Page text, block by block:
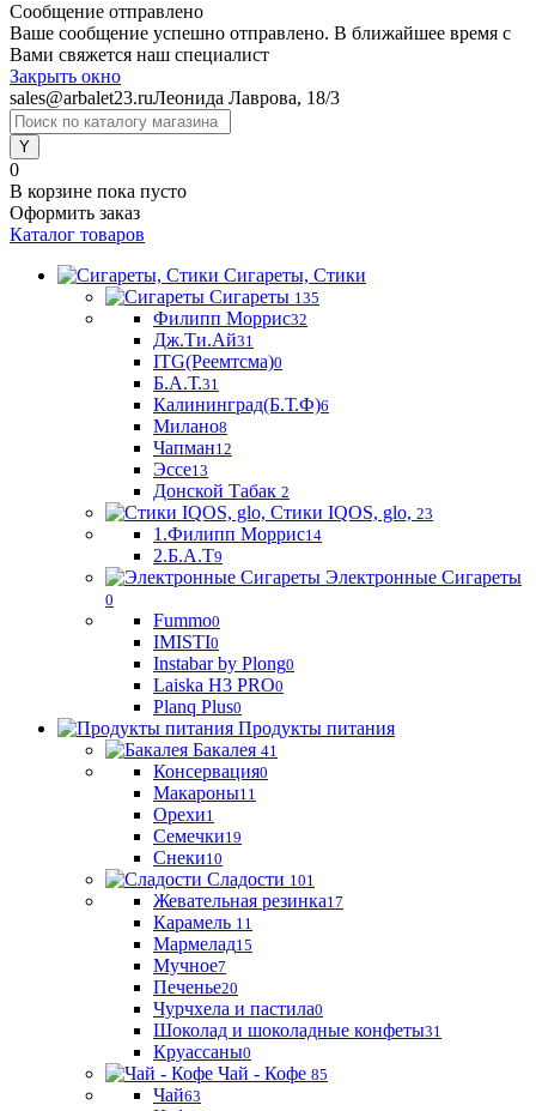
Сообщение отправлено
Ваше сообщение успешно отправлено. В ближайшее время с
Вами свяжется наш специалист
Закрыть окно
sales@arbalet23.ruЛеонида Лаврова, 18/3
0
В корзине пока пусто
Оформить заказ
Каталог товаров
Сигареты, Стики
Сигареты 135
Филипп Моррис32
Дж.Ти.Ай31
ITG(Реемтсма)0
Б.А.Т.31
Калининград(Б.Т.Ф)6
Милано8
Чапман12
Эссе13
Донской Табак 2
Стики IQOS, glo, 23
1.Филипп Моррис14
2.Б.А.Т9
Электронные Сигареты
0
Fummo0
IMISTI0
Instabar by Plong0
Laiska H3 PRO0
Planq Plus0
Продукты питания
Бакалея 41
Консервация0
Макароны11
Орехи1
Семечки19
Снеки10
Сладости 101
Жевательная резинка17
Карамель 11
Мармелад15
Мучное7
Печенье20
Чурчхела и пастила0
Шоколад и шоколадные конфеты31
Круассаны0
Чай - Кофе 85
Чай63